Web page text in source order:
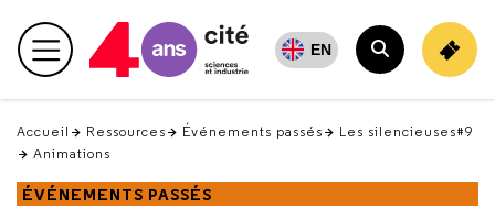
en
haut Menu principal EN
Rechercher
Accueil Ressources Événements passés
Les silencieuses#9
Animations
ÉVÉNEMENTS PASSÉS